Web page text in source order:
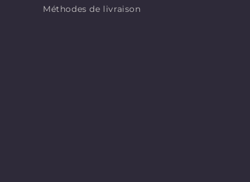
Méthodes de livraison